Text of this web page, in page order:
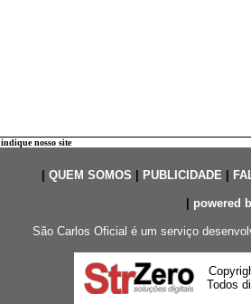
indique nosso site
QUEM SOMOS PUBLICIDADE|
powered
São Carlos Oficial é um serviço
Todos